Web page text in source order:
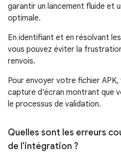
garantir un lancement fluide et
optimale.
En identifiant et en résolvant
vous pouvez éviter la
renvois.
Pour envoyer votre fichier APK,
capture d'écran montrant que
le processus de validation.
Quelles sont les erreurs
de l'intégration ?